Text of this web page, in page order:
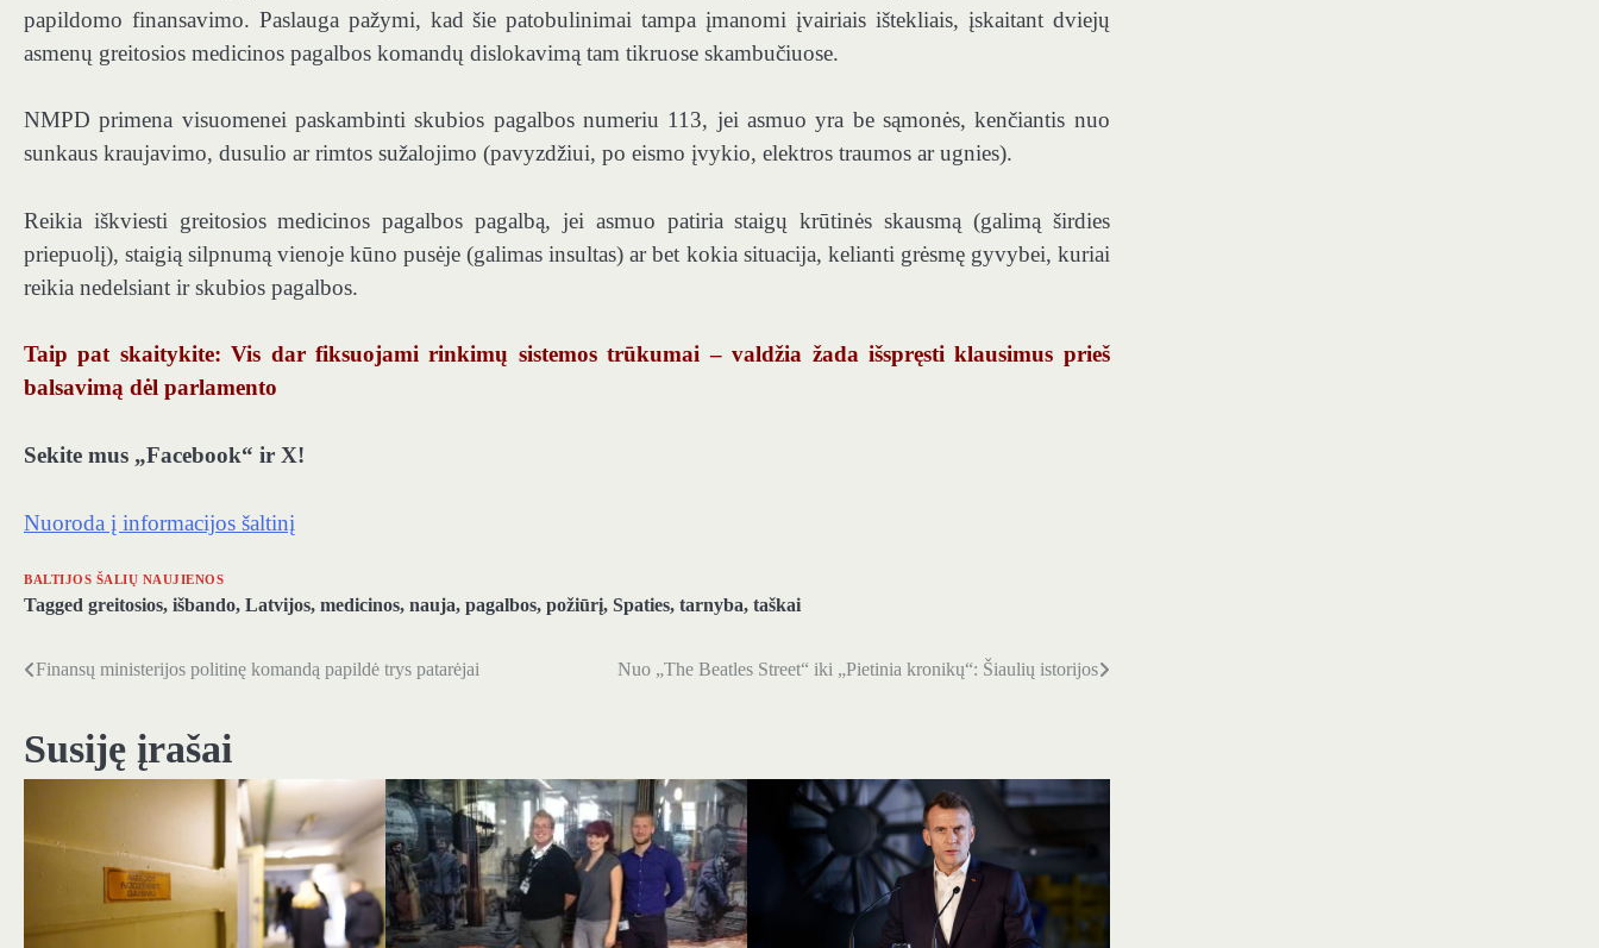
papildomo finansavimo. Paslauga pažymi, kad šie patobulinimai tampa įmanomi įvairiais ištekliais, įskaitant dviejų
asmenų greitosios medicinos pagalbos komandų dislokavimą tam tikruose skambučiuose.
NMPD primena visuomenei paskambinti skubios pagalbos numeriu 113, jei asmuo yra be sąmonės, kenčiantis nuo
sunkaus kraujavimo, dusulio ar rimtos sužalojimo (pavyzdžiui, po eismo įvykio, elektros traumos ar ugnies).
Reikia iškviesti greitosios medicinos pagalbos pagalbą, jei asmuo patiria staigų krūtinės skausmą (galimą širdies
priepuolį), staigią silpnumą vienoje kūno pusėje (galimas insultas) ar bet kokia situacija, kelianti grėsmę gyvybei, kuriai
reikia nedelsiant ir skubios pagalbos.
Taip pat skaitykite: Vis dar fiksuojami rinkimų sistemos trūkumai – valdžia žada išspręsti klausimus prieš
balsavimą dėl parlamento
Sekite mus „Facebook“ ir X!
Nuoroda į informacijos šaltinį
BALTIJOS ŠALIŲ NAUJIENOS
Tagged greitosios, išbando, Latvijos, medicinos, nauja, pagalbos, požiūrį, Spaties, tarnyba, taškai
Navigacija
įrašų
Finansų ministerijos politinę komandą papildė trys patarėjai Nuo „The Beatles Street“ iki „Pietinia kronikų“: Šiaulių istorijos
Susiję įrašai